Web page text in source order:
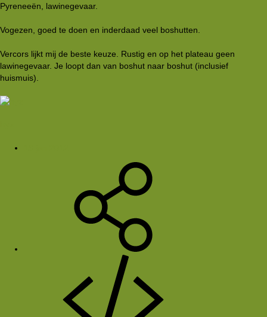
Pyreneeën, lawinegevaar.
Vogezen, goed te doen en inderdaad veel boshutten.
Vercors lijkt mij de beste keuze. Rustig en op het plateau geen
lawinegevaar. Je loopt dan van boshut naar boshut (inclusief
huismuis).